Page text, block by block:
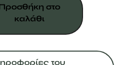
στο
καλάθι
του